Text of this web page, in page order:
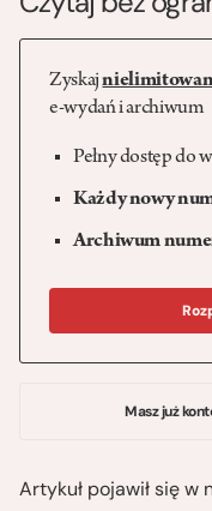
Zyskaj
e-wydań i archiwum
Pełny dostęp do
Każdy nowy
Archiwum
Masz już
Artykuł pojawił się w